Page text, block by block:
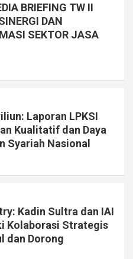
BRIEFING TW II
DAN
SEKTOR JASA
Laporan LPKSI
Kualitatif dan Daya
Syariah Nasional
Kadin Sultra dan IAI
Kolaborasi Strategis
dan Dorong